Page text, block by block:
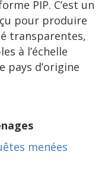
PIP. C’est un
pour produire
transparentes,
à l’échelle
pays d’origine
menées